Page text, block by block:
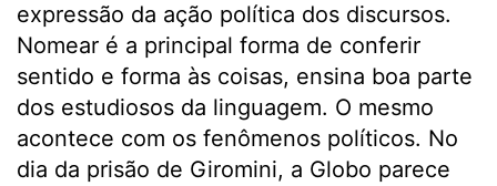
expressão da ação política dos discursos.
Nomear é a principal forma de conferir
sentido e forma às coisas, ensina boa parte
dos estudiosos da linguagem. O mesmo
acontece com os fenômenos políticos. No
dia da prisão de Giromini, a Globo parece